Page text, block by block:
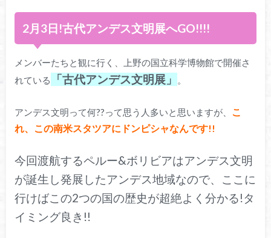
2月3日!古代アンデス文明展へGO!!!!
メンバーたちと観に行く、上野の国立科学博物館で開催さ
れている
「古代アンデス文明展」
アンデス文明って何??って思う人多いと思いますが、 こ
れ、この南米スタツアにドンピシャなんです!!
今回渡航するペルー&ボリビアはアンデス文明
が誕生し発展したアンデス地域なので、ここに
行けばこの2つの国の歴史が超絶よく分かる!タ
イミング良き!!